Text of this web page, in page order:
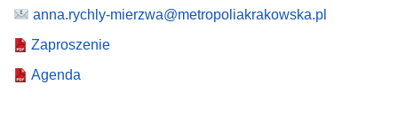
anna.rychly-mierzwa@metropoliakrakowska.pl
Zaproszenie
Agenda